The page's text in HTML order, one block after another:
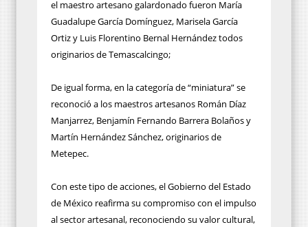
el maestro artesano galardonado fueron María
Guadalupe García Domínguez, Marisela García
Ortiz y Luis Florentino Bernal Hernández todos
originarios de Temascalcingo;
De igual forma, en la categoría de “miniatura” se
reconoció a los maestros artesanos Román Díaz
Manjarrez, Benjamín Fernando Barrera Bolaños y
Martín Hernández Sánchez, originarios de
Metepec.
Con este tipo de acciones, el Gobierno del Estado
de México reafirma su compromiso con el impulso
al sector artesanal, reconociendo su valor cultural,